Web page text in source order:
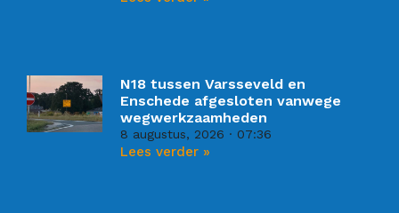
N18 tussen Varsseveld en
Enschede afgesloten vanwege
wegwerkzaamheden
8 augustus, 2026 07:36
Lees verder »